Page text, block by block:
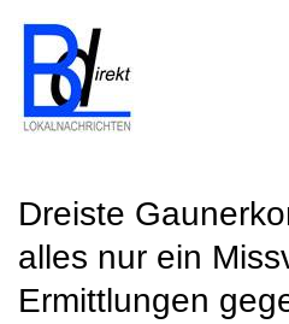
Skip
to
content
Dreiste
alles nur ein
Ermittlungen